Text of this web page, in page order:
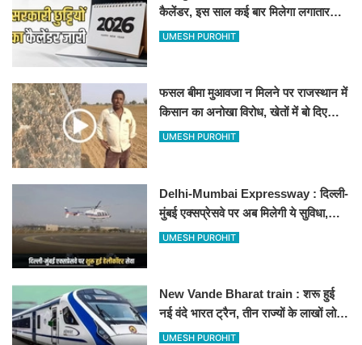
कैलेंडर, इस साल कई बार मिलेगा लगातार
अवकाश, देखें
UMESH PUROHIT
फसल बीमा मुआवजा न मिलने पर राजस्थान में
किसान का अनोखा विरोध, खेतों में बो दिए
500-500 रुपए के नोट, वीडियो वायरल
UMESH PUROHIT
Delhi-Mumbai Expressway : दिल्ली-
मुंबई एक्सप्रेसवे पर अब मिलेगी ये सुविधा,
हेलीकॉप्टर सर्विस से तुरंत घायल पहुंचेगा
UMESH PUROHIT
New Vande Bharat train : शरू हुई
नई वंदे भारत ट्रैन, तीन राज्यों के लाखों लोगों
का सफर होगा आसान, देखें पूरा रूटमैप
UMESH PUROHIT